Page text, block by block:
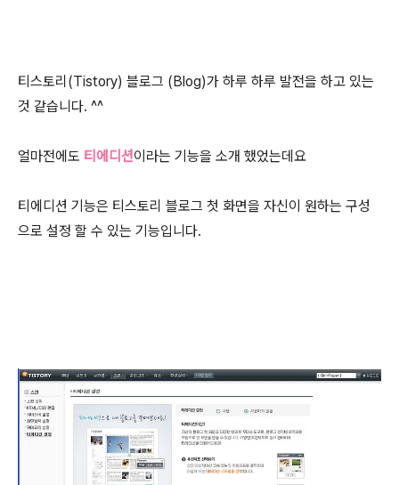
티스토리(Tistory) 블로그 (Blog)가 하루 하루 발전을 하고 있는
것 같습니다. ^^
얼마전에도 티에디션이라는 기능을 소개 했었는데요
티에디션 기능은 티스토리 블로그 첫 화면을 자신이 원하는 구성
으로 설정 할 수 있는 기능입니다.